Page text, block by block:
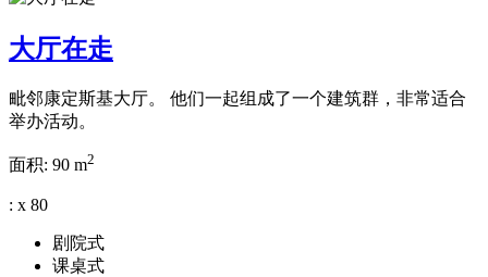
大厅在走
毗邻康定斯基大厅。 他们一起组成了一个建筑群，非常适合
举办活动。
面积: 90 m2
: x 80
剧院式
课桌式